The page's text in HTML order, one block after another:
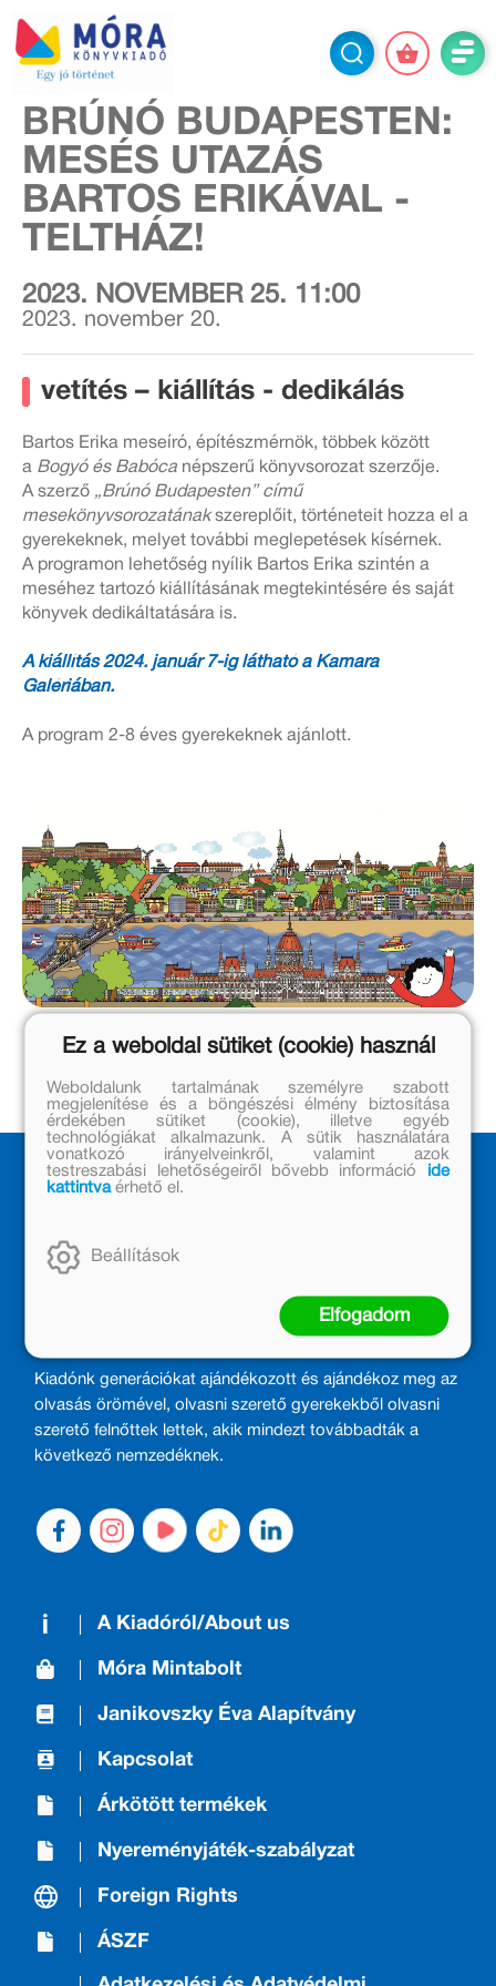
BRÚNÓ BUDAPESTEN:
MESÉS UTAZÁS
BARTOS ERIKÁVAL -
TELTHÁZ!
2023. NOVEMBER 25. 11:00
2023. november 20.
vetítés – kiállítás - dedikálás
Bartos Erika meseíró, építészmérnök, többek között
a Bogyó és Babóca népszerű könyvsorozat szerzője.
A szerző „Brúnó Budapesten” című
mesekönyvsorozatánakszereplőit, történeteit hozza el a
gyerekeknek, melyet további meglepetések kísérnek.
A programon lehetőség nyílik Bartos Erika szintén a
meséhez tartozó kiállításának megtekintésére és saját
könyvek dedikáltatására is.
A kiállítás 2024. január 7-ig látható a Kamara
Galériában.
A program 2-8 éves gyerekeknek ajánlott.
MÓRA KÖNYVKIADÓ – 1950 ÓTA
Kiadónk generációkat ajándékozott és ajándékoz meg az
olvasás örömével, olvasni szerető gyerekekből olvasni
szerető felnőttek lettek, akik mindezt továbbadták a
következő nemzedéknek.
A Kiadóról/About us
Móra Mintabolt
Janikovszky Éva Alapítvány
Kapcsolat
Árkötött termékek
Nyereményjáték-szabályzat
Foreign Rights
ÁSZF
Ez a weboldal sütiket (cookie) használ
Weboldalunk tartalmának személyre szabott
megjelenítése és a böngészési élmény biztosítása
érdekében sütiket (cookie), illetve egyéb
technológiákat alkalmazunk. A sütik használatára
vonatkozó irányelveinkről, valamint azok
testreszabási lehetőségeiről bővebb információ
ide
kattintvaérhető el.
Beállítások
Elfogadom